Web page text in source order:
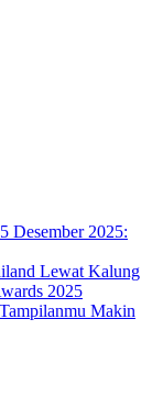
Desember 2025:
Lewat Kalung
2025
Makin